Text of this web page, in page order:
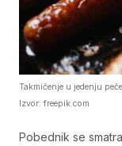
Takmičenje u jedenju
Izvor: freepik.com
Pobednik se